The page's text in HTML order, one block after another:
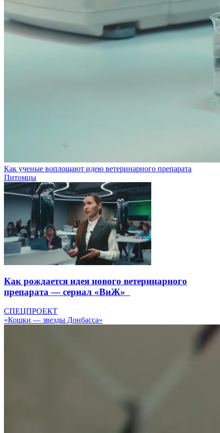
Как ученые воплощают идею ветеринарного препарата
Питомцы
Как рождается идея нового ветеринарного
препарата — сериал «ВиЖ»
СПЕЦПРОЕКТ
«Кошки — звезды Донбасса»